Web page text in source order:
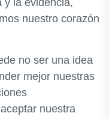
y la evidencia,
nuestro corazón
no ser una idea
mejor nuestras
nuestra